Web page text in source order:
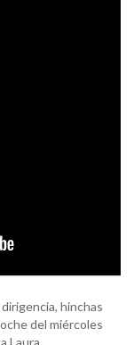
hinchas
del miércoles
Laura.